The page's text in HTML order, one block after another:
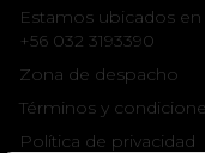
Estamos ubicados en
+56 032 3193390
Zona de despacho
Términos y
Política de privacidad